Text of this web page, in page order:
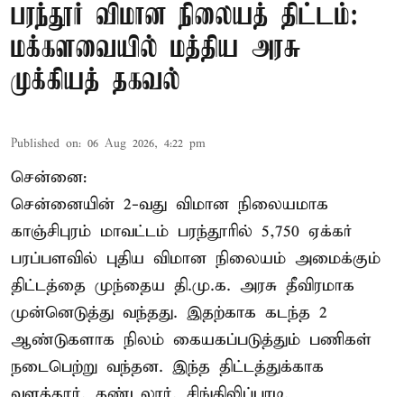
பரந்தூர் விமான நிலையத் திட்டம்:
மக்களவையில் மத்திய அரசு
முக்கியத் தகவல்
Published on: 06 Aug 2026, 4:22 pm
சென்னை:
சென்னையின் 2-வது விமான நிலையமாக
காஞ்சிபுரம் மாவட்டம் பரந்தூரில் 5,750 ஏக்கர்
பரப்பளவில் புதிய விமான நிலையம் அமைக்கும்
திட்டத்தை முந்தைய தி.மு.க. அரசு தீவிரமாக
முன்னெடுத்து வந்தது. இதற்காக கடந்த 2
ஆண்டுகளாக நிலம் கையகப்படுத்தும் பணிகள்
நடைபெற்று வந்தன. இந்த திட்டத்துக்காக